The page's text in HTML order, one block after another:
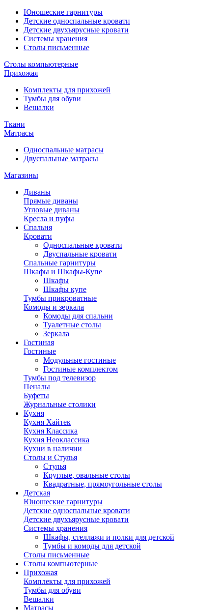
Юношеские гарнитуры
Детские односпальные кровати
Детские двухъярусные кровати
Системы хранения
Столы письменные
Столы компьютерные
Прихожая
Комплекты для прихожей
Тумбы для обуви
Вешалки
Ткани
Матрасы
Односпальные матрасы
Двуспальные матрасы
Магазины
Диваны
Прямые диваны
Угловые диваны
Кресла и пуфы
Спальня
Кровати
Односпальные кровати
Двуспальные кровати
Спальные гарнитуры
Шкафы и Шкафы-Купе
Шкафы
Шкафы купе
Тумбы прикроватные
Комоды и зеркала
Комоды для спальни
Туалетные столы
Зеркала
Гостиная
Гостиные
Модульные гостиные
Гостиные комплектом
Тумбы под телевизор
Пеналы
Буфеты
Журнальные столики
Кухня
Кухня Хайтек
Кухня Классика
Кухня Неоклассика
Кухни в наличии
Столы и Стулья
Стулья
Круглые, овальные столы
Квадратные, прямоугольные столы
Детская
Юношеские гарнитуры
Детские односпальные кровати
Детские двухъярусные кровати
Системы хранения
Шкафы, стеллажи и полки для детской
Тумбы и комоды для детской
Столы письменные
Столы компьютерные
Прихожая
Комплекты для прихожей
Тумбы для обуви
Вешалки
Матрасы